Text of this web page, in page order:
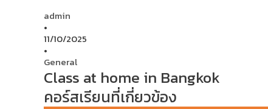
admin
•
11/10/2025
•
General
Class at home in Bangkok
คอร์สเรียนที่เกี่ยวข้อง